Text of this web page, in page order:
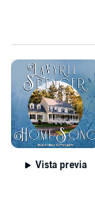
Vista previa